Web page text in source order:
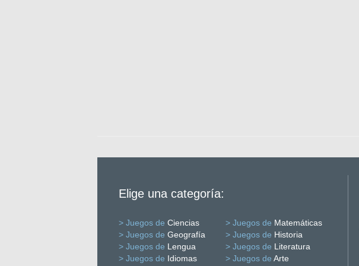
Elige una categoría:
> Juegos de Ciencias > Juegos de Matemáticas
> Juegos de Geografía > Juegos de Historia
> Juegos de Lengua > Juegos de Literatura
> Juegos de Idiomas > Juegos de Arte